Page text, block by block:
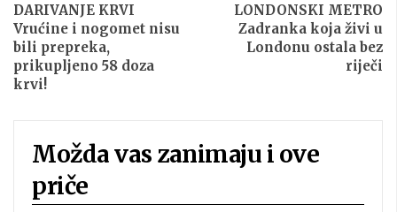
DARIVANJE KRVI
Vrućine i nogomet nisu
bili prepreka,
prikupljeno 58 doza
krvi!
LONDONSKI METRO
Zadranka koja živi u
Londonu ostala bez
riječi
Možda vas zanimaju i ove
priče